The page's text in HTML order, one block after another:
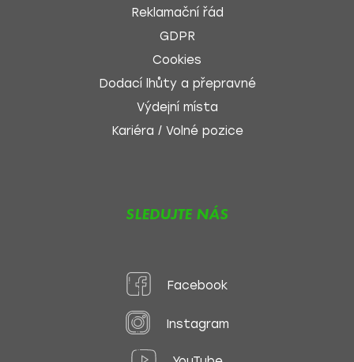
Reklamační řád
GDPR
Cookies
Dodací lhůty a přepravné
Výdejní místa
Kariéra / Volné pozice
SLEDUJTE NÁS
Facebook
Instagram